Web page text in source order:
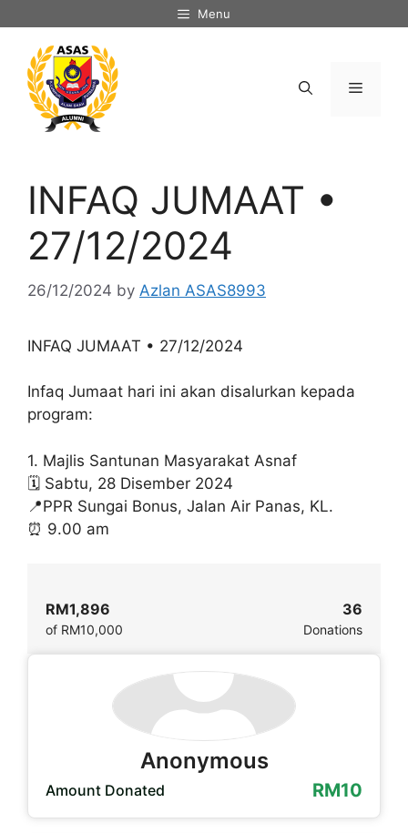
to
content
Menu
Menu
INFAQ JUMAAT •
27/12/2024
26/12/2024 by Azlan ASAS8993
INFAQ JUMAAT • 27/12/2024
Infaq Jumaat hari ini akan disalurkan kepada
program:
1. Majlis Santunan Masyarakat Asnaf
🗓️ Sabtu, 28 Disember 2024
📍PPR Sungai Bonus, Jalan Air Panas, KL.
⏰ 9.00 am
RM1,896
of RM10,000
36
Donations
Anonymous
Amount Donated RM10